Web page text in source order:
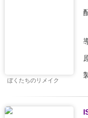
ぼくたちのリメイク